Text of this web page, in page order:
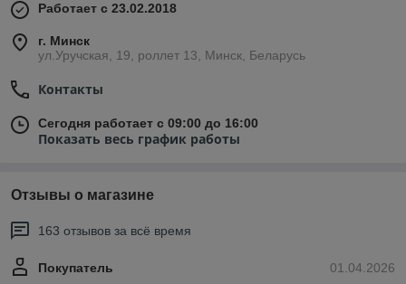
Работает с 23.02.2018
г. Минск
ул.Уручская, 19, роллет 13, Минск, Беларусь
Контакты
Сегодня работает с 09:00 до 16:00
Показать весь график работы
Отзывы о магазине
163 отзывов за всё время
01.04.2026
Покупатель